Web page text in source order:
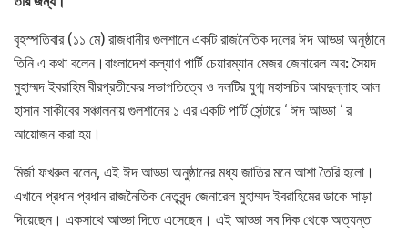
বৃহস্পতিবার (১১ মে) রাজধানীর গুলশানে একটি রাজনৈতিক দলের ঈদ আড্ডা অনুষ্ঠানে
তিনি এ কথা বলেন।বাংলাদেশ কল্যাণ পার্টি চেয়ারম্যান মেজর জেনারেল অব: সৈয়দ
মুহাম্মদ ইবরাহিম বীরপ্রতীকের সভাপতিত্বে ও দলটির যুগ্ম মহাসচিব আবদুল্লাহ আল
হাসান সাকীবের সঞ্চালনায় গুলশানের ১ এর একটি পার্টি সেন্টারে ‘ ঈদ আড্ডা ‘ র
আয়োজন করা হয়।
মির্জা ফখরুল বলেন, এই ঈদ আড্ডা অনুষ্ঠানের মধ্য জাতির মনে আশা তৈরি হলো।
এখানে প্রধান প্রধান রাজনৈতিক নেতৃবৃন্দ জেনারেল মুহাম্মদ ইবরাহিমের ডাকে সাড়া
দিয়েছেন। একসাথে আড্ডা দিতে এসেছেন। এই আড্ডা সব দিক থেকে অত্যন্ত